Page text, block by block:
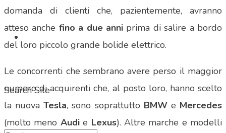
Search Site
domanda di clienti che, pazientemente, avranno
atteso anche fino a due anni prima di salire a bordo
del loro piccolo grande bolide elettrico.
Le concorrenti che sembrano avere perso il maggior
numero di acquirenti che, al posto loro, hanno scelto
la nuovaTesla, sono soprattutto BMWe Mercedes
(molto meno Audie Lexus). Altre marche e modelli